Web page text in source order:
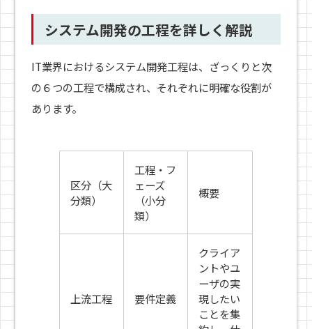
システム開発の工程を詳しく解説
IT業界におけるシステム開発工程は、ざっくりと次
の６つの工程で構成され、それぞれに明確な役割が
あります。
区分（大
分類）
工程・フ
ェーズ
（小分
類）
概要
上流工程 要件定義
クライア
ントやユ
ーザの実
現したい
ことを集